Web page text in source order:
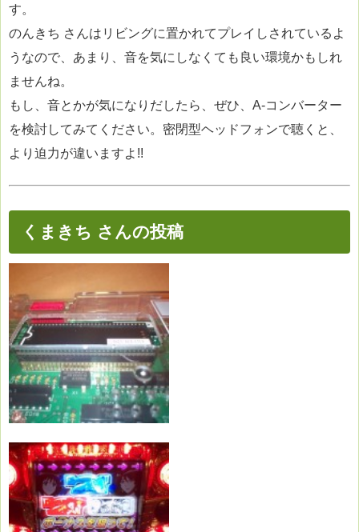
す。
のんきち さんはリビングに置かれてプレイしされているよ
うなので、あまり、音を気にしなくても良い環境かもしれ
ませんね。
もし、音とかが気になりだしたら、ぜひ、A-コンバーター
を検討してみてください。密閉型ヘッドフォンで聴くと、
より迫力が違いますよ!!
くまきち さんの投稿